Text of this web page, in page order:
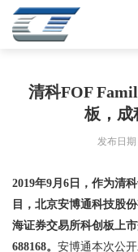
清科FOF
板，成
发布日期
2019年9月6日，作为清
目，北京安博通科技股
海证券交易所科创板上
688168。 安博通本次公